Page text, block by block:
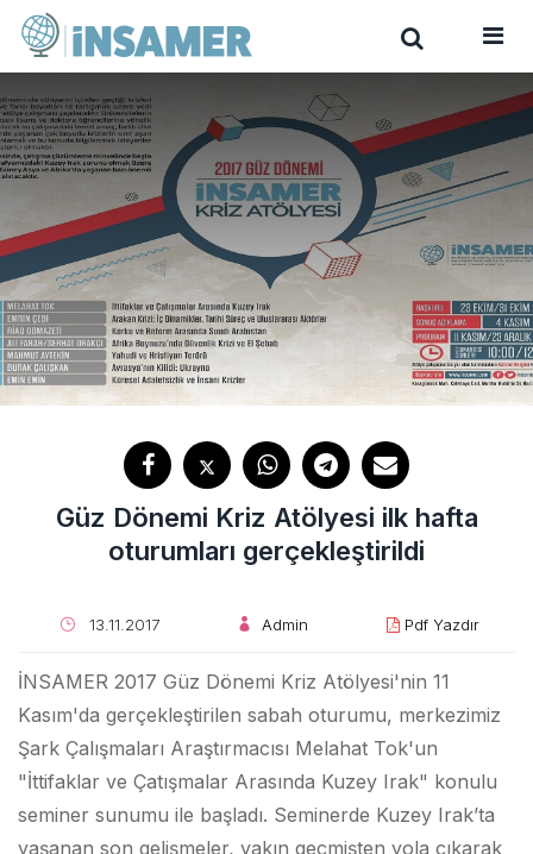
Güz Dönemi Kriz Atölyesi ilk hafta
oturumları gerçekleştirildi
13.11.2017 Admin Pdf Yazdır
İNSAMER 2017 Güz Dönemi Kriz Atölyesi'nin 11
Kasım'da gerçekleştirilen sabah oturumu, merkezimiz
Şark Çalışmaları Araştırmacısı Melahat Tok'un
"İttifaklar ve Çatışmalar Arasında Kuzey Irak" konulu
seminer sunumu ile başladı. Seminerde Kuzey Irak’ta
yaşanan son gelişmeler, yakın geçmişten yola çıkarak